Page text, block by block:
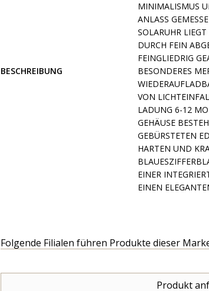
BESCHREIBUNG
MINIMALISMUS
ANLASS
SOLARUHR
DURCH FEIN
FEINGLIEDRIG
BESONDERES
VON
LADUNG 6-12
GEHÄUSE
GEBÜRSTETEN
HARTEN UND
EINER
EINEN
Folgende Filialen führen Produkte dieser
Produkt